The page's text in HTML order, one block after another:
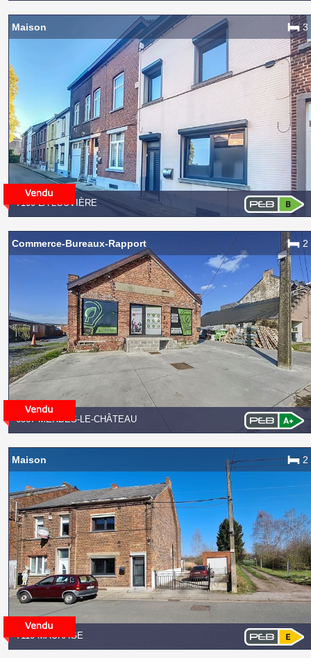
7100 LA LOUVIÈRE
Maison 3
6567 MERBES-LE-CHÂTEAU
Commerce-Bureaux-Rapport 2
7110 MAURAGE
Maison 2